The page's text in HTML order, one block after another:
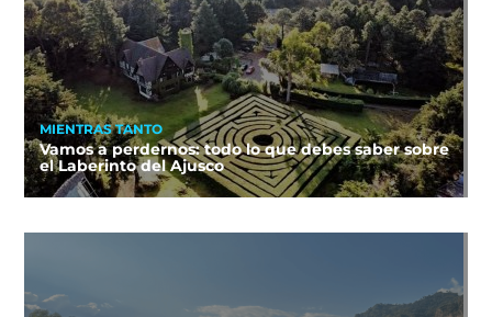
MIENTRAS TANTO
Vamos a perdernos: todo lo que debes saber sobre
el Laberinto del Ajusco